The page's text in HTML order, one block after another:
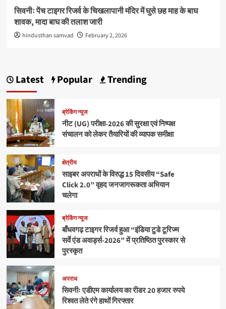
सिवनीः पेंच टाइगर रिजर्व के चिखलापानी मंदिर में घुसे छह माह के बाघ
शावक, मादा बाघ की तलाश जारी
hindusthan samvad February 2, 2026
Latest Popular Trending
ब्रेकिंग न्यूज
नीट (UG) परीक्षा-2026 की सुरक्षा एवं निष्पक्ष
संचालन को लेकर तैयारियों की व्यापक समीक्षा
क्षेत्रीय
साइबर अपराधों के विरुद्ध 15 दिवसीय “Safe
Click 2.0” वृहद जनजागरूकता अभियान
चलेगा
ब्रेकिंग न्यूज
बाँधवगढ़ टाइगर रिजर्व हुआ “इंडिया टुडे टूरिज्म
सर्वे एंड अवार्ड्स-2026” में प्रतिष्ठित पुरस्कार से
पुरस्कृत
अपराध
सिवनीः एडीएम कार्यालय का रीडर 20 हजार रुपये
रिश्वत लेते रंगे हाथों गिरफ्तार